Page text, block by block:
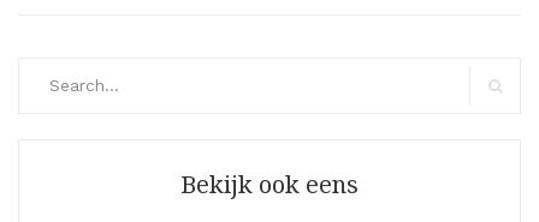
Bekijk ook eens